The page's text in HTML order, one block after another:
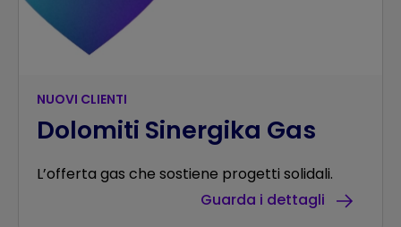
NUOVI CLIENTI
Dolomiti Sinergika Gas
L’offerta gas che sostiene progetti solidali.
Guarda i dettagli